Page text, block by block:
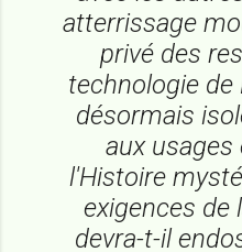
atterrissage
privé des
technologie de
désormais
aux usages
l'Histoire
exigences de
devra-t-il